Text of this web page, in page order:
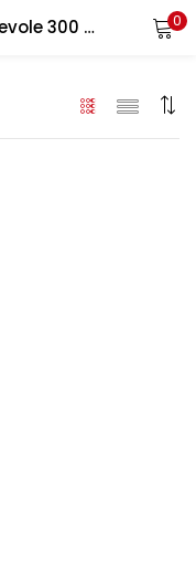
Tagged: "piattaforma girevole 300 kg" 0
REGISTER
login.